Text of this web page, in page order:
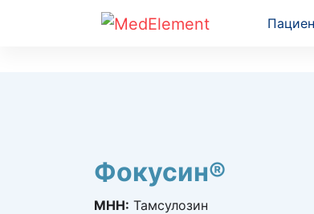
Фокусин®
МНН: Тамсулозин